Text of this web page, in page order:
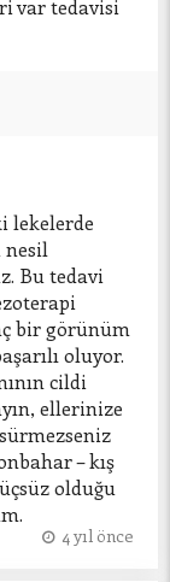
var tedavisi
lekelerde
nesil
Bu tedavi
bir görünüm
oluyor.
cildi
ellerinize
– kış
olduğu
4 yıl önce